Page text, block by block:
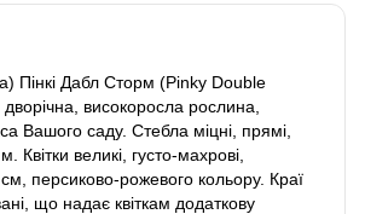
Пінкі Дабл Сторм (Pinky Double
високоросла рослина,
Вашого саду. Стебла міцні, прямі,
Квітки великі, густо-махрові,
персиково-рожевого кольору. Краї
що надає квіткам додаткову